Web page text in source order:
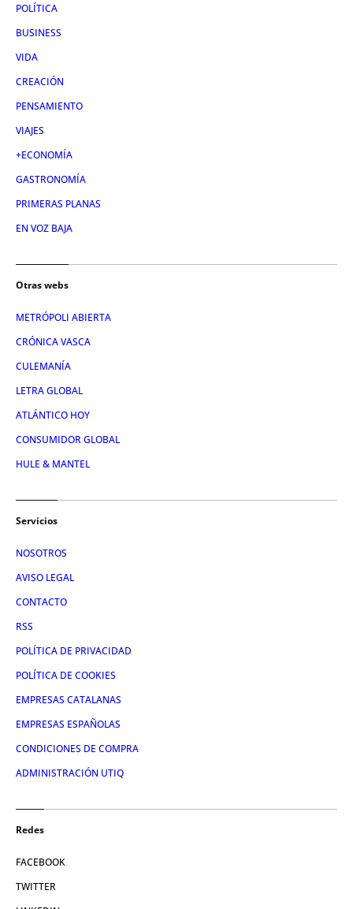
POLÍTICA
BUSINESS
VIDA
CREACIÓN
PENSAMIENTO
VIAJES
+ECONOMÍA
GASTRONOMÍA
PRIMERAS PLANAS
EN VOZ BAJA
Otras webs
METRÓPOLI ABIERTA
CRÓNICA VASCA
CULEMANÍA
LETRA GLOBAL
ATLÁNTICO HOY
CONSUMIDOR GLOBAL
HULE & MANTEL
Servicios
NOSOTROS
AVISO LEGAL
CONTACTO
RSS
POLÍTICA DE PRIVACIDAD
POLÍTICA DE COOKIES
EMPRESAS CATALANAS
EMPRESAS ESPAÑOLAS
CONDICIONES DE COMPRA
ADMINISTRACIÓN UTIQ
Redes
FACEBOOK
TWITTER